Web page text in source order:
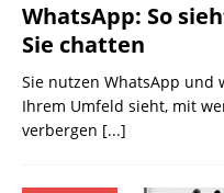
WhatsApp: So
Sie chatten
Sie nutzen WhatsApp und
Ihrem Umfeld sieht, mit
verbergen [...]